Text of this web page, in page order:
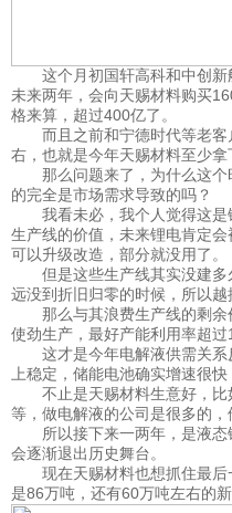
这个月初国轩高科和中创新
未来两年，会向天赐材料购买
格来算，超过400亿了。
而且之前和宁德时代等老客
右，也就是今年天赐材料至少拿
那么问题来了，为什么这个
的完全是市场需求导致的吗？
我看未必，我个人觉得这是
生产线的价值，未来锂电肯定
可以升级改造，部分就没用了。
但是这些生产线其实没建多
远没到折旧归零的时候，所以越
那么与其浪费生产线的剩余
使劲生产，最好产能利用率超过
这才是今年电解液供需关系
上稳定，储能电池确实增速很
不止是天赐材料生意好，比
等，做电解液的公司是很多的，
所以接下来一两年，是液态
会逐渐退出历史舞台。
现在天赐材料也想抓住最后
是86万吨，还有60万吨左右的